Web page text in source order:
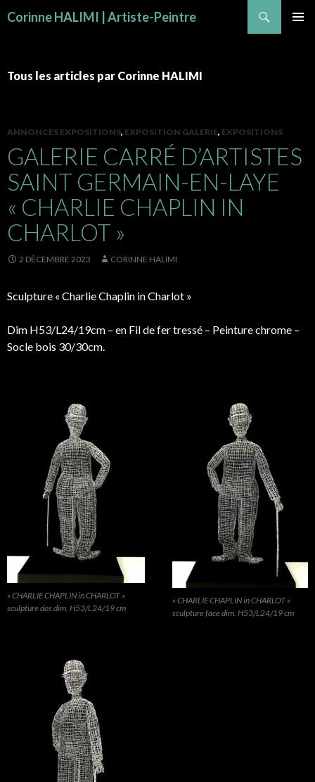
Corinne HALIMI | Artiste-Peintre
Tous les articles par Corinne HALIMI
ANNONCES EXPOSITIONS, EXPOSITION GALERIE, EXPOSITIONS
GALERIE CARRÉ D’ARTISTES
SAINT GERMAIN-EN-LAYE
« CHARLIE CHAPLIN IN
CHARLOT »
2 DÉCEMBRE 2023 CORINNE HALIMI
Sculpture « Charlie Chaplin in Charlot »
Dim H53/L24/19cm – en Fil de fer tressé – Peinture chrome –
Socle bois 30/30cm.
« CHARLIE CHAPLIN in CHARLOT »
sculpture face dim. H53/L24/19 cm
« CHARLIE CHAPLIN in CHARLOT »
sculpture dos dim. H53/L24/19 cm